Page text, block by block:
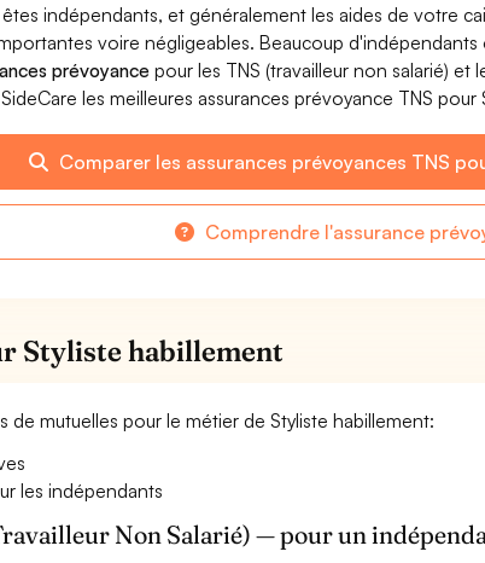
indépendants, et généralement les aides de votre
voire négligeables. Beaucoup d'indépendants
prévoyancepour les TNS (travailleur non salarié) et
les meilleures assurances prévoyance TNS
Comparer les assurances prévoyances TNS
Comprendre l'assurance
Styliste habillement
de mutuelles pour le métier de Styliste habillement:
les indépendants
Non Salarié) — pour un